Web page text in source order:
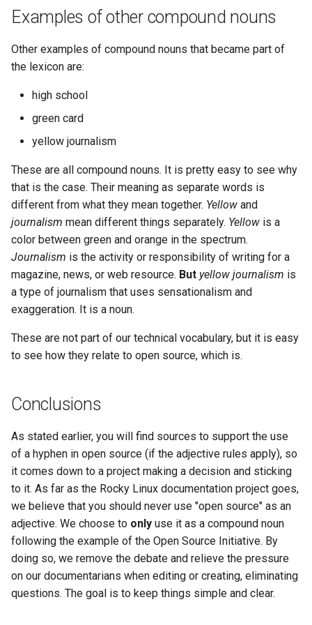
c
h
e
Editors
Email
Hardware
ISOs
Kernel
Mirror Management
Network
Rocky Linux 10 (Red Quartz)
Repositories
Security
Systemd Units Hardening
WireGuard VPN
Troubleshooting
Virtualization
Web
poste de travail
Part 5.2 Varnish
Part 5.3 Squid
Lab 11: Provisioning Pod
Network Routes
locaux de Rocky
bash - Couleur de Chaîne
Python
Vérification de Compatibilité
CPU
torsocks - Route Traffic Via
Tor/SOCKS5
Journal des modifications
Rocky Linux Summer of Docs
Examples of other compound nouns
Other examples of compound nouns that became part of
the lexicon are:
high school
green card
yellow journalism
These are all compound nouns. It is pretty easy to see why
that is the case. Their meaning as separate words is
different from what they mean together. Yellow and
journalism mean different things separately. Yellow is a
color between green and orange in the spectrum.
Journalism is the activity or responsibility of writing for a
magazine, news, or web resource. But yellow journalism is
a type of journalism that uses sensationalism and
exaggeration. It is a noun.
These are not part of our technical vocabulary, but it is easy
to see how they relate to open source, which is.
Conclusions
As stated earlier, you will find sources to support the use
of a hyphen in open source (if the adjective rules apply), so
it comes down to a project making a decision and sticking
to it. As far as the Rocky Linux documentation project goes,
we believe that you should never use "open source" as an
adjective. We choose to only use it as a compound noun
following the example of the Open Source Initiative. By
doing so, we remove the debate and relieve the pressure
on our documentarians when editing or creating, eliminating
questions. The goal is to keep things simple and clear.